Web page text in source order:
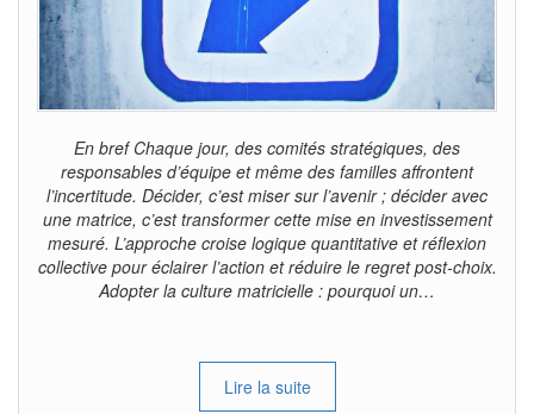
En bref Chaque jour, des comités stratégiques, des
responsables d’équipe et même des familles affrontent
l’incertitude. Décider, c’est miser sur l’avenir ; décider avec
une matrice, c’est transformer cette mise en investissement
mesuré. L’approche croise logique quantitative et réflexion
collective pour éclairer l’action et réduire le regret post-choix.
Adopter la culture matricielle : pourquoi un…
Lire la suite